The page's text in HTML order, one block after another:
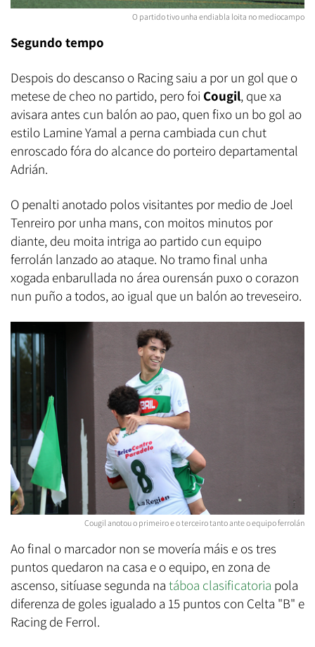
O partido tivo unha endiabla loita no mediocampo
Segundo tempo
Despois do descanso o Racing saiu a por un gol que o
metese de cheo no partido, pero foi Cougil, que xa
avisara antes cun balón ao pao, quen fixo un bo gol ao
estilo Lamine Yamal a perna cambiada cun chut
enroscado fóra do alcance do porteiro departamental
Adrián.
O penalti anotado polos visitantes por medio de Joel
Tenreiro por unha mans, con moitos minutos por
diante, deu moita intriga ao partido cun equipo
ferrolán lanzado ao ataque. No tramo final unha
xogada enbarullada no área ourensán puxo o corazon
nun puño a todos, ao igual que un balón ao treveseiro.
Cougil anotou o primeiro e o terceiro tanto ante o equipo ferrolán
Ao final o marcador non se movería máis e os tres
puntos quedaron na casa e o equipo, en zona de
ascenso, sitíuase segunda na táboa clasificatoria pola
diferenza de goles igualado a 15 puntos con Celta "B" e
Racing de Ferrol.